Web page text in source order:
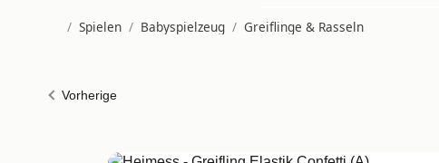
/ Spielen / Babyspielzeug / Greiflinge & Rasseln
Vorherige